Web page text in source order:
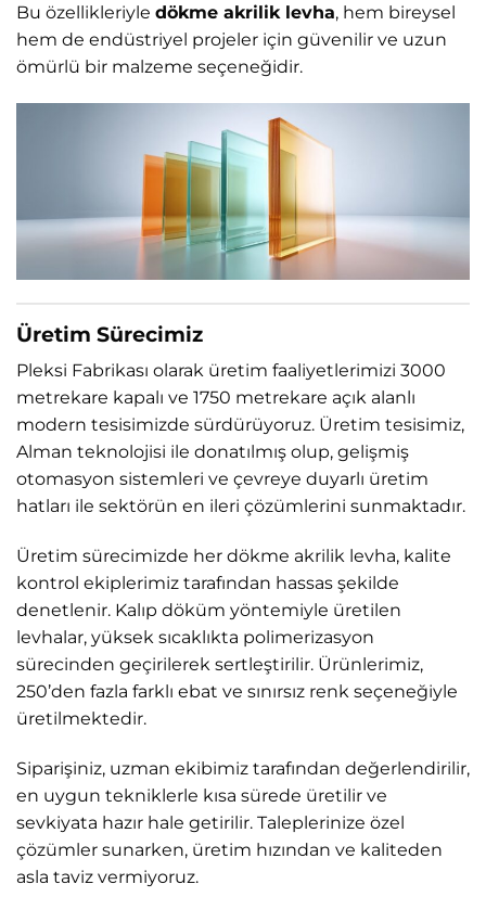
Bu özellikleriyle dökme akrilik levha, hem bireysel
hem de endüstriyel projeler için güvenilir ve uzun
ömürlü bir malzeme seçeneğidir.
Üretim Sürecimiz
Pleksi Fabrikası olarak üretim faaliyetlerimizi 3000
metrekare kapalı ve 1750 metrekare açık alanlı
modern tesisimizde sürdürüyoruz. Üretim tesisimiz,
Alman teknolojisi ile donatılmış olup, gelişmiş
otomasyon sistemleri ve çevreye duyarlı üretim
hatları ile sektörün en ileri çözümlerini sunmaktadır.
Üretim sürecimizde her dökme akrilik levha, kalite
kontrol ekiplerimiz tarafından hassas şekilde
denetlenir. Kalıp döküm yöntemiyle üretilen
levhalar, yüksek sıcaklıkta polimerizasyon
sürecinden geçirilerek sertleştirilir. Ürünlerimiz,
250’den fazla farklı ebat ve sınırsız renk seçeneğiyle
üretilmektedir.
Siparişiniz, uzman ekibimiz tarafından değerlendirilir,
en uygun tekniklerle kısa sürede üretilir ve
sevkiyata hazır hale getirilir. Taleplerinize özel
çözümler sunarken, üretim hızından ve kaliteden
asla taviz vermiyoruz.